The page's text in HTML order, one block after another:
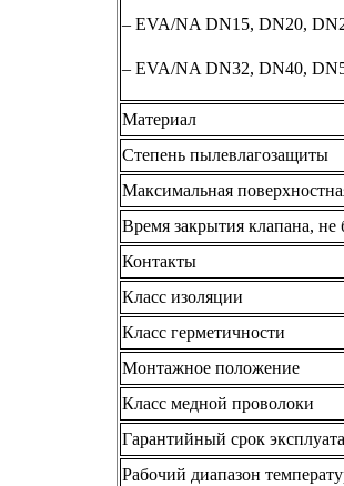
– EVA/NA DN15, DN20,
– EVA/NA DN32, DN40,
Материал
Степень пылевлагозащиты
Максимальная
Время закрытия клапана, не
Контакты
Класс изоляции
Класс герметичности
Монтажное положение
Класс медной проволоки
Гарантийный срок
Рабочий диапазон